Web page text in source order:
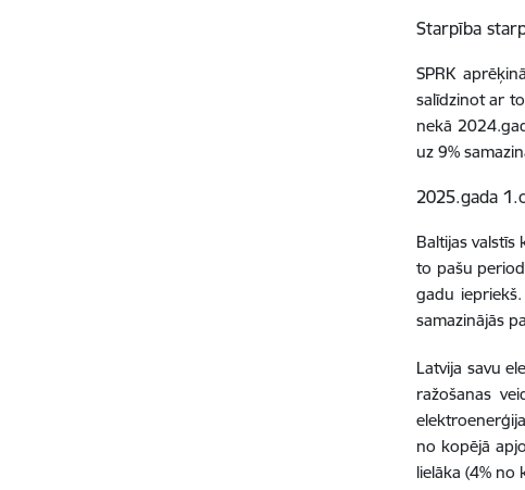
Starpība
SPRK
salīdzinot ar
nekā
uz 9%
2025.gada
Baltijas
to pašu
gadu
samazinājās
Latvija savu
ražošanas
no kopējā
lielāka (4% no